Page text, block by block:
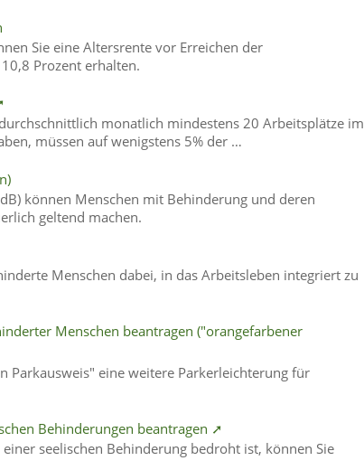
Sie eine Altersrente vor Erreichen der
Prozent erhalten.
monatlich mindestens 20 Arbeitsplätze im
müssen auf wenigstens 5% der …
können Menschen mit Behinderung und deren
geltend machen.
Menschen dabei, in das Arbeitsleben integriert zu
Menschen beantragen ("orangefarbener
Parkausweis" eine weitere Parkerleichterung für
Behinderungen beantragen ➚
seelischen Behinderung bedroht ist, können Sie